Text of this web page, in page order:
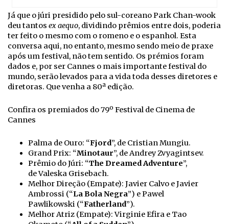
Já que o júri presidido pelo sul-coreano Park Chan-wook
deu tantos ex aequo, dividindo prêmios entre dois, poderia
ter feito o mesmo com o romeno e o espanhol. Esta
conversa aqui, no entanto, mesmo sendo meio de praxe
após um festival, não tem sentido. Os prémios foram
dados e, por ser Cannes o mais importante festival do
mundo, serão levados para a vida toda desses diretores e
diretoras. Que venha a 80ª edição.
Confira os premiados do 79º Festival de Cinema de
Cannes
Palma de Ouro: “Fjord”, de Cristian Mungiu.
Grand Prix: “Minotaur”, de Andrey Zvyagintsev.
Prêmio do Júri: “The Dreamed Adventure”,
de Valeska Grisebach.
Melhor Direção (Empate): Javier Calvo e Javier
Ambrossi (“La Bola Negra”) e Pawel
Pawlikowski (“Fatherland”).
Melhor Atriz (Empate): Virginie Efira e Tao